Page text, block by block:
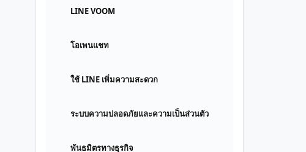
LINE VOOM
โอเพนแชท
ใช้ LINE เพิ่มความสะดวก
ระบบความปลอดภัยและความเป็นส่วนตัว
พันธมิตรทางธุรกิจ